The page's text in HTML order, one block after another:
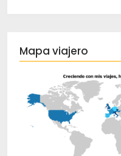
Mapa viajero